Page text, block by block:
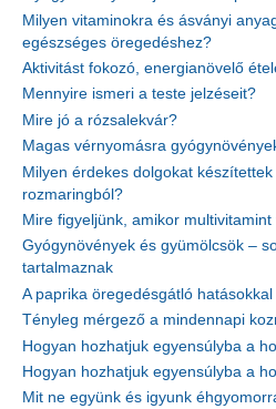
Milyen vitaminokra és ásványi
egészséges öregedéshez?
Aktivitást fokozó, energianövelő
Mennyire ismeri a teste jelzéseit?
Mire jó a rózsalekvár?
Magas vérnyomásra
Milyen érdekes dolgokat
rozmaringból?
Mire figyeljünk, amikor multivitamint
Gyógynövények és gyümölcsök –
tartalmaznak
A paprika öregedésgátló
Tényleg mérgező a mindennapi
Hogyan hozhatjuk egyensúlyba a
Hogyan hozhatjuk egyensúlyba a
Mit ne együnk és igyunk